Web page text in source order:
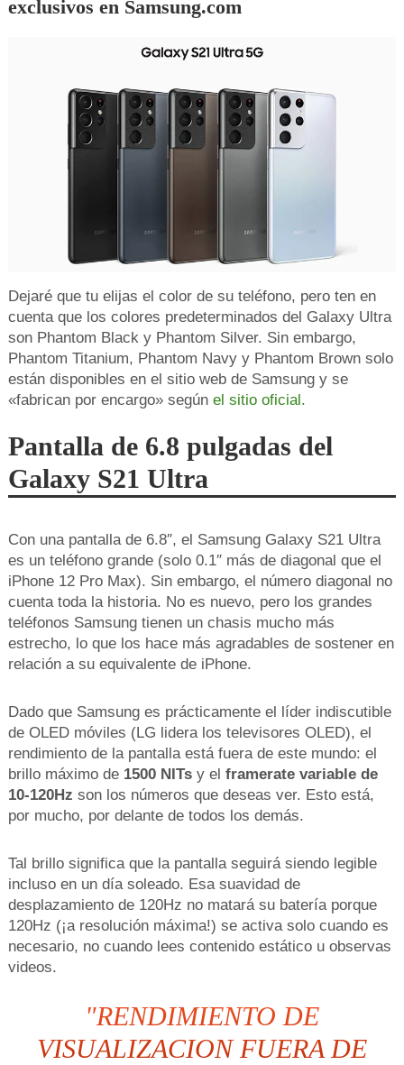
exclusivos en Samsung.com
Dejaré que tu elijas el color de su teléfono, pero ten en
cuenta que los colores predeterminados del Galaxy Ultra
son Phantom Black y Phantom Silver. Sin embargo,
Phantom Titanium, Phantom Navy y Phantom Brown solo
están disponibles en el sitio web de Samsung y se
«fabrican por encargo» según el sitio oficial.
Pantalla de 6.8 pulgadas del
Galaxy S21 Ultra
Con una pantalla de 6.8″, el Samsung Galaxy S21 Ultra
es un teléfono grande (solo 0.1″ más de diagonal que el
iPhone 12 Pro Max). Sin embargo, el número diagonal no
cuenta toda la historia. No es nuevo, pero los grandes
teléfonos Samsung tienen un chasis mucho más
estrecho, lo que los hace más agradables de sostener en
relación a su equivalente de iPhone.
Dado que Samsung es prácticamente el líder indiscutible
de OLED móviles (LG lidera los televisores OLED), el
rendimiento de la pantalla está fuera de este mundo: el
brillo máximo de 1500 NITsy el framerate variable de
10-120Hz son los números que deseas ver. Esto está,
por mucho, por delante de todos los demás.
Tal brillo significa que la pantalla seguirá siendo legible
incluso en un día soleado. Esa suavidad de
desplazamiento de 120Hz no matará su batería porque
120Hz (¡a resolución máxima!) se activa solo cuando es
necesario, no cuando lees contenido estático u observas
videos.
"RENDIMIENTO DE
VISUALIZACION FUERA DE